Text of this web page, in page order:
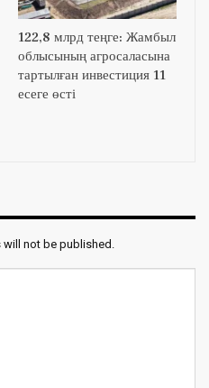
122,8 млрд теңге: Жамбыл
облысының агросаласына
тартылған инвестиция 11
есеге өсті
not be published.